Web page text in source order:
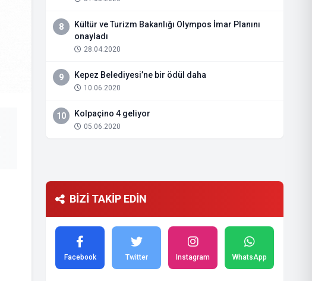
8
Kültür ve Turizm Bakanlığı Olympos İmar Planını
onayladı
28.04.2020
9 Kepez Belediyesi’ne bir ödül daha
10.06.2020
10 Kolpaçino 4 geliyor
05.06.2020
BİZİ TAKİP EDİN
Facebook Twitter Instagram WhatsApp